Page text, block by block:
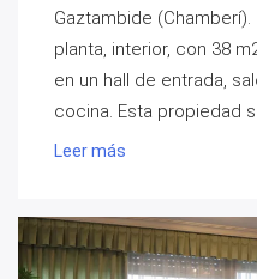
Gaztambide
planta, interior, con 38
en un hall de entrada,
cocina. Esta propiedad
Leer más